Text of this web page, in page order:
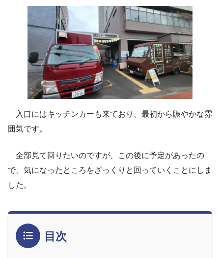
入口にはキッチンカーも来ており、最初から賑やかな雰
囲気です。
全部見て回りたいのですが、この後に予定があったの
で、気になったところをざっくりと回っていくことにしま
した。
目次